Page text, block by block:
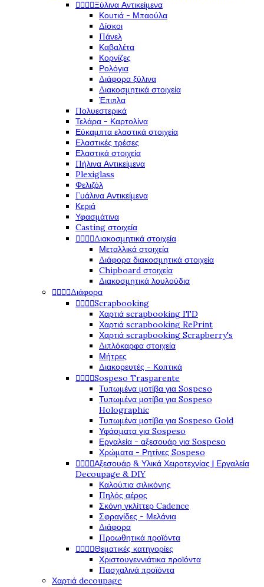
Ξύλινα Αντικείμενα
Κουτιά - Μπαούλα
Δίσκοι
Πάνελ
Καβαλέτα
Κορνίζες
Ρολόγια
Διάφορα ξύλινα
Διακοσμητικά στοιχεία
Έπιπλα
Πολυεστερικά
Τελάρα - Καρτολίνα
Εύκαμπτα ελαστικά στοιχεία
Ελαστικές τρέσες
Ελαστικά στοιχεία
Πήλινα Αντικείμενα
Plexiglass
Φελιζόλ
Γυάλινα Αντικείμενα
Κεριά
Υφασμάτινα
Casting στοιχεία
Διακοσμητικά στοιχεία
Μεταλλικά στοιχεία
Διάφορα διακοσμητικά στοιχεία
Chipboard στοιχεία
Διακοσμητικά λουλούδια
Διάφορα
Scrapbooking
Χαρτιά scrapbooking ITD
Χαρτιά scrapbooking RePrint
Χαρτιά scrapbooking Scrapberry's
Διπλόκαρφα στοιχεία
Μήτρες
Διακορευτές - Κοπτικά
Sospeso Trasparente
Τυπωμένα μοτίβα για Sospeso
Τυπωμένα μοτίβα για Sospeso
Holographic
Τυπωμένα μοτίβα για Sospeso Gold
Υφάσματα για Sospeso
Εργαλεία - αξεσουάρ για Sospeso
Χρώματα - Ρητίνες Sospeso
Αξεσουάρ & Υλικά Χειροτεχνίας | Εργαλεία
Decoupage & DIY
Καλούπια σιλικόνης
Πηλός αέρος
Σκόνη γκλίττερ Cadence
Σφραγίδες - Μελάνια
Διάφορα
Προωθητικά προϊόντα
Θεματικές κατηγορίες
Χριστουγεννιάτικα προϊόντα
Πασχαλινά προϊόντα
Χαρτιά decoupage